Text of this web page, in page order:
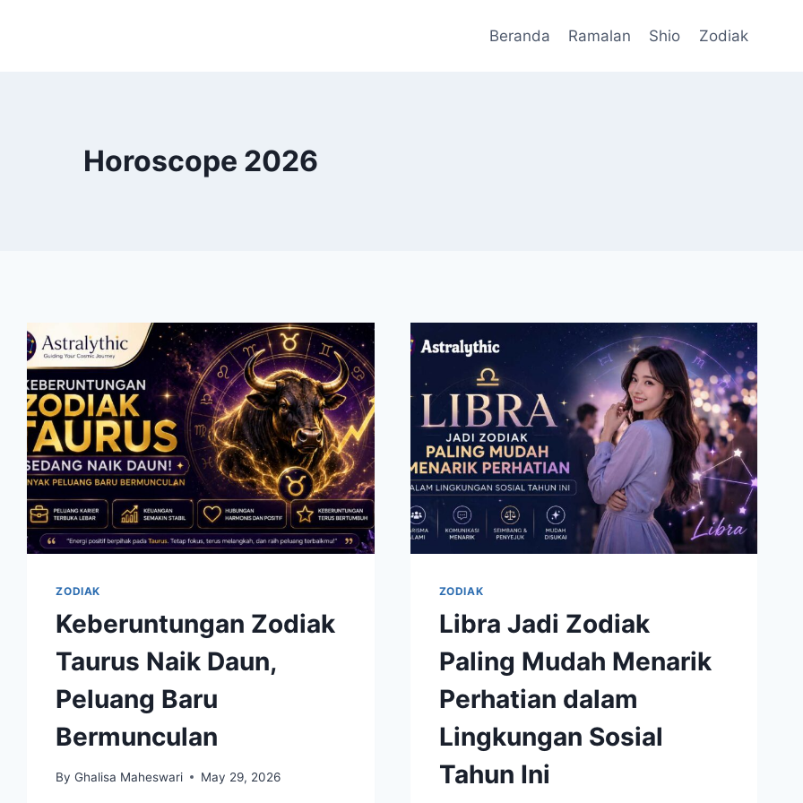
Beranda Ramalan Shio Zodiak
Horoscope 2026
ZODIAK
Keberuntungan Zodiak
Taurus Naik Daun,
Peluang Baru
Bermunculan
By Ghalisa Maheswari May 29, 2026
ZODIAK
Libra Jadi Zodiak
Paling Mudah Menarik
Perhatian dalam
Lingkungan Sosial
Tahun Ini